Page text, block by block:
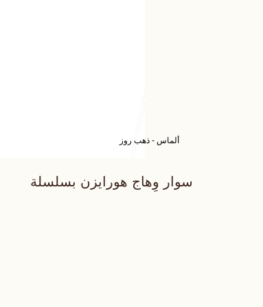
ألماس - ذهب روز
سوار وِهاج هورايزن بسلسلة